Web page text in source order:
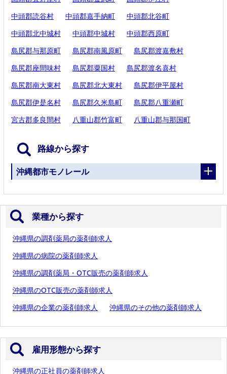
中頭郡読谷村 中頭郡嘉手納町 中頭郡北谷町
中頭郡北中城村 中頭郡中城村 中頭郡西原町
島尻郡与那原町 島尻郡南風原町 島尻郡渡嘉敷村
島尻郡座間味村 島尻郡粟国村 島尻郡渡名喜村
島尻郡南大東村 島尻郡北大東村 島尻郡伊平屋村
島尻郡伊是名村 島尻郡久米島町 島尻郡八重瀬町
宮古郡多良間村 八重山郡竹富町 八重山郡与那国町
路線から探す
沖縄都市モノレール
業種から探す
沖縄県の調剤薬局の薬剤師求人
沖縄県の病院の薬剤師求人
沖縄県の調剤薬局・OTC販売の薬剤師求人
沖縄県のOTC販売の薬剤師求人
沖縄県の企業の薬剤師求人 沖縄県のその他の薬剤師求人
雇用形態から探す
沖縄県の正社員の薬剤師求人